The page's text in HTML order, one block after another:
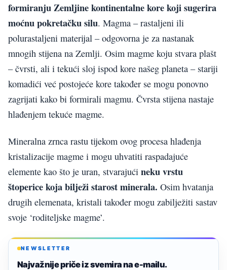
formiranju Zemljine kontinentalne kore koji sugerira
moćnu pokretačku silu. Magma – rastaljeni ili
polurastaljeni materijal – odgovorna je za nastanak
mnogih stijena na Zemlji. Osim magme koju stvara plašt
– čvrsti, ali i tekući sloj ispod kore našeg planeta – stariji
komadići već postojeće kore također se mogu ponovno
zagrijati kako bi formirali magmu. Čvrsta stijena nastaje
hlađenjem tekuće magme.
Mineralna zrnca rastu tijekom ovog procesa hlađenja
kristalizacije magme i mogu uhvatiti raspadajuće
elemente kao što je uran, stvarajući neku vrstu
štoperice koja bilježi starost minerala. Osim hvatanja
drugih elemenata, kristali također mogu zabilježiti sastav
svoje ‘roditeljske magme’.
NEWSLETTER
Najvažnije priče iz svemira na e-mailu.